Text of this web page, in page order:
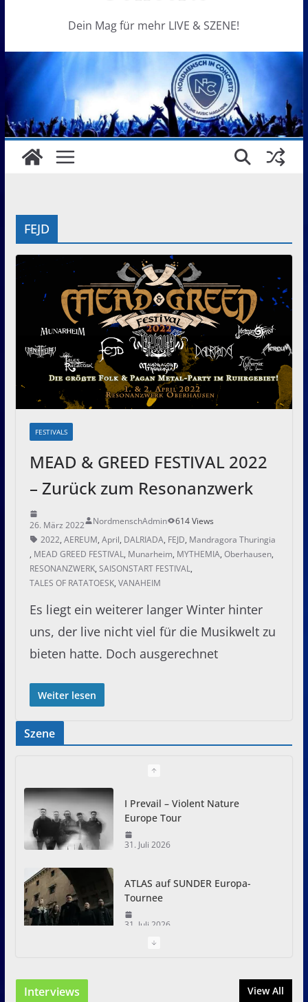
Dein Mag für mehr LIVE & SZENE!
FEJD
FESTIVALS
MEAD & GREED FESTIVAL 2022
– Zurück zum Resonanzwerk
26. März 2022 NordmenschAdmin
614 Views
2022, AEREUM, April, DALRIADA, FEJD, Mandragora Thuringia
, MEAD GREED FESTIVAL, Munarheim, MYTHEMIA, Oberhausen,
RESONANZWERK, SAISONSTART FESTIVAL,
TALES OF RATATOESK, VANAHEIM
Es liegt ein weiterer langer Winter hinter
uns, der live nicht viel für die Musikwelt zu
bieten hatte. Doch ausgerechnet
Weiter lesen
Szene
I Prevail – Violent Nature
Europe Tour
31. Juli 2026
ATLAS auf SUNDER Europa-
Tournee
31. Juli 2026
Zwei Tage Rock und Metal in
Interviews View All